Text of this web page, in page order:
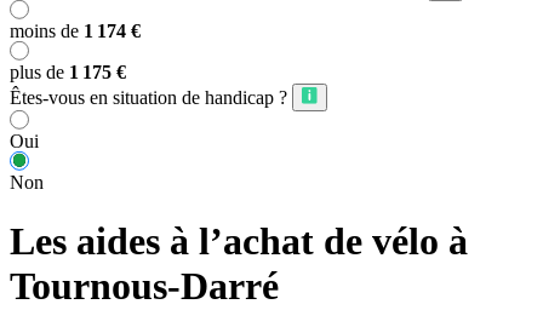
moins de 1 174 €
plus de 1 175 €
Êtes-vous en situation de handicap ?
Oui
Non
Les aides à l’achat de vélo à
Tournous-Darré